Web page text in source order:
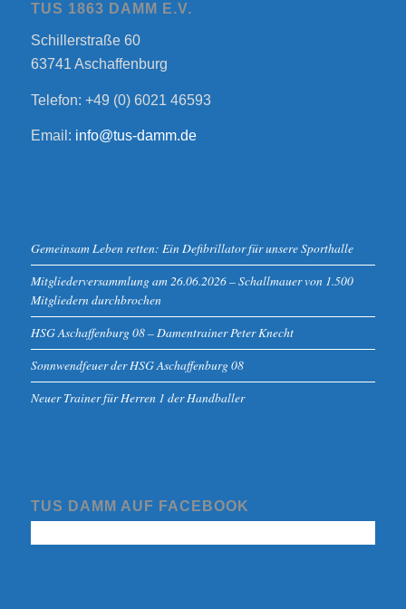
TUS 1863 DAMM E.V.
Schillerstraße 60
63741 Aschaffenburg
Telefon: +49 (0) 6021 46593
Email: info@tus-damm.de
Gemeinsam Leben retten: Ein Defibrillator für unsere Sporthalle
Mitgliederversammlung am 26.06.2026 – Schallmauer von 1.500
Mitgliedern durchbrochen
HSG Aschaffenburg 08 – Damentrainer Peter Knecht
Sonnwendfeuer der HSG Aschaffenburg 08
Neuer Trainer für Herren 1 der Handballer
TUS DAMM AUF FACEBOOK